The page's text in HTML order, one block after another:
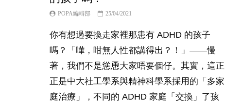
POPA編輯部 25/04/2021
你有想過要換走家裡那患有 ADHD 的孩子
嗎？「嘩，咁無人性都講得出？！」——慢
著，我們不是慫恿大家唔要個仔。其實，這正
正是中大社工學系與精神科學系採用的「多家
庭治療​」，不同的 ADHD 家庭「交換」了孩